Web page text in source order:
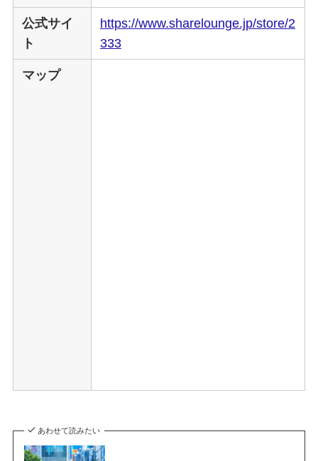
公式サイ
ト
https://www.sharelounge.jp/store/2
333
マップ
あわせて読みたい